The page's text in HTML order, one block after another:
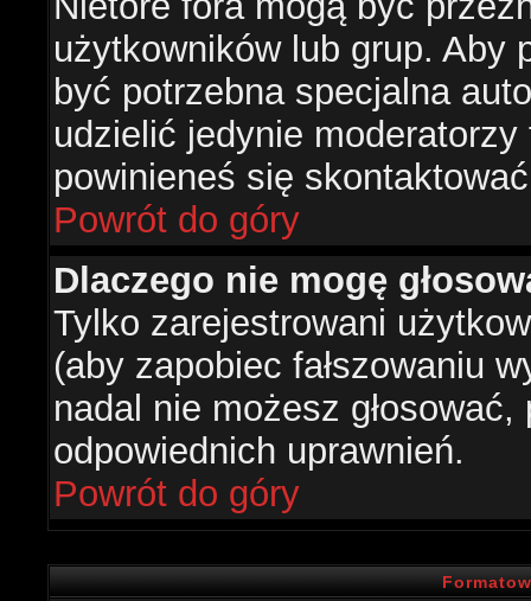
użytkowników lub grup. Aby
być potrzebna specjalna
udzielić jedynie
powinieneś się
Powrót do góry
Dlaczego nie mogę
Tylko zarejestrowani
(aby zapobiec fałszowaniu
nadal nie możesz
odpowiednich uprawnień.
Powrót do góry